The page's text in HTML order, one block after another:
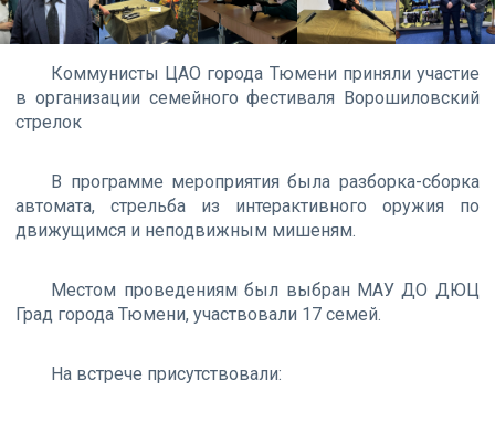
Коммунисты ЦАО города Тюмени приняли участие
в организации семейного фестиваля Ворошиловский
стрелок
В программе мероприятия была разборка-сборка
автомата, стрельба из интерактивного оружия по
движущимся и неподвижным мишеням.
Местом проведениям был выбран МАУ ДО ДЮЦ
Град города Тюмени, участвовали 17 семей.
На встрече присутствовали: